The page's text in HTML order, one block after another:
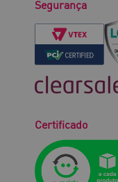
Segurança
Certificado